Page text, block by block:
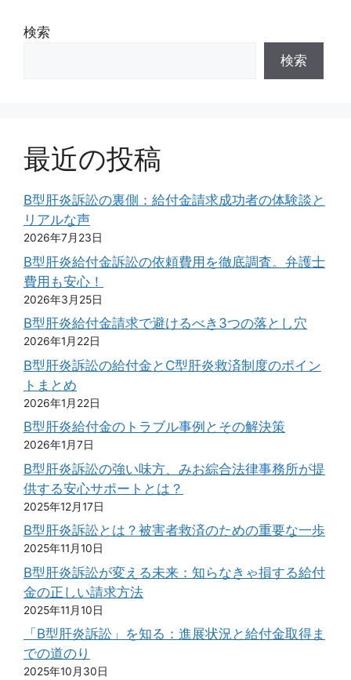
検索
検索
最近の投稿
B型肝炎訴訟の裏側：給付金請求成功者の体験談と
リアルな声
2026年7月23日
B型肝炎給付金訴訟の依頼費用を徹底調査。弁護士
費用も安心！
2026年3月25日
B型肝炎給付金請求で避けるべき3つの落とし穴
2026年1月22日
B型肝炎訴訟の給付金とC型肝炎救済制度のポイン
トまとめ
2026年1月22日
B型肝炎給付金のトラブル事例とその解決策
2026年1月7日
B型肝炎訴訟の強い味方、みお綜合法律事務所が提
供する安心サポートとは？
2025年12月17日
B型肝炎訴訟とは？被害者救済のための重要な一歩
2025年11月10日
B型肝炎訴訟が変える未来：知らなきゃ損する給付
金の正しい請求方法
2025年11月10日
「B型肝炎訴訟」を知る：進展状況と給付金取得ま
での道のり
2025年10月30日